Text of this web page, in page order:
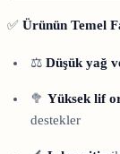
✅ Ürünün Temel
⚖️ Düşük yağ
🥦 Yüksek lif
destekler